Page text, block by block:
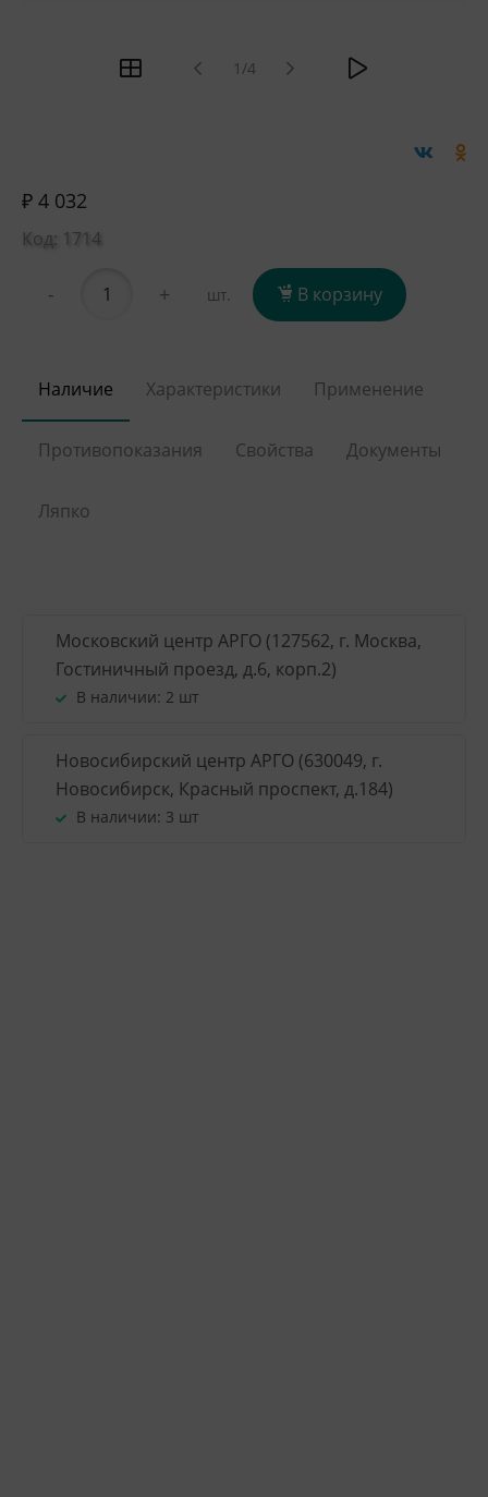
1/4
₽ 4 032
Код: 1714
- + шт. В корзину
Наличие Характеристики Применение
Противопоказания Свойства Документы
Ляпко
Московский центр АРГО (127562, г. Москва,
Гостиничный проезд, д.6, корп.2)
В наличии: 2 шт
Новосибирский центр АРГО (630049, г.
Новосибирск, Красный проспект, д.184)
В наличии: 3 шт